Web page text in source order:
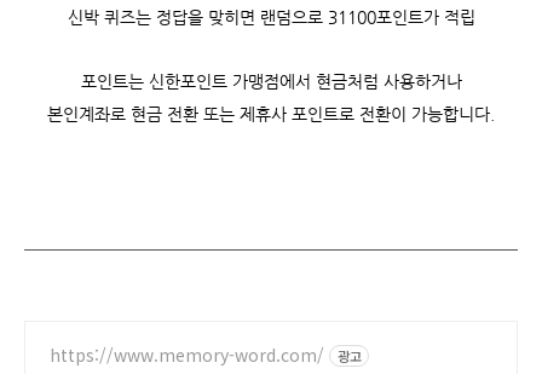
신박 퀴즈는 정답을 맞히면 랜덤으로 31100포인트가 적립
포인트는 신한포인트 가맹점에서 현금처럼 사용하거나
본인계좌로 현금 전환 또는 제휴사 포인트로 전환이 가능합니다.
https://www.memory-word.com/ 광고